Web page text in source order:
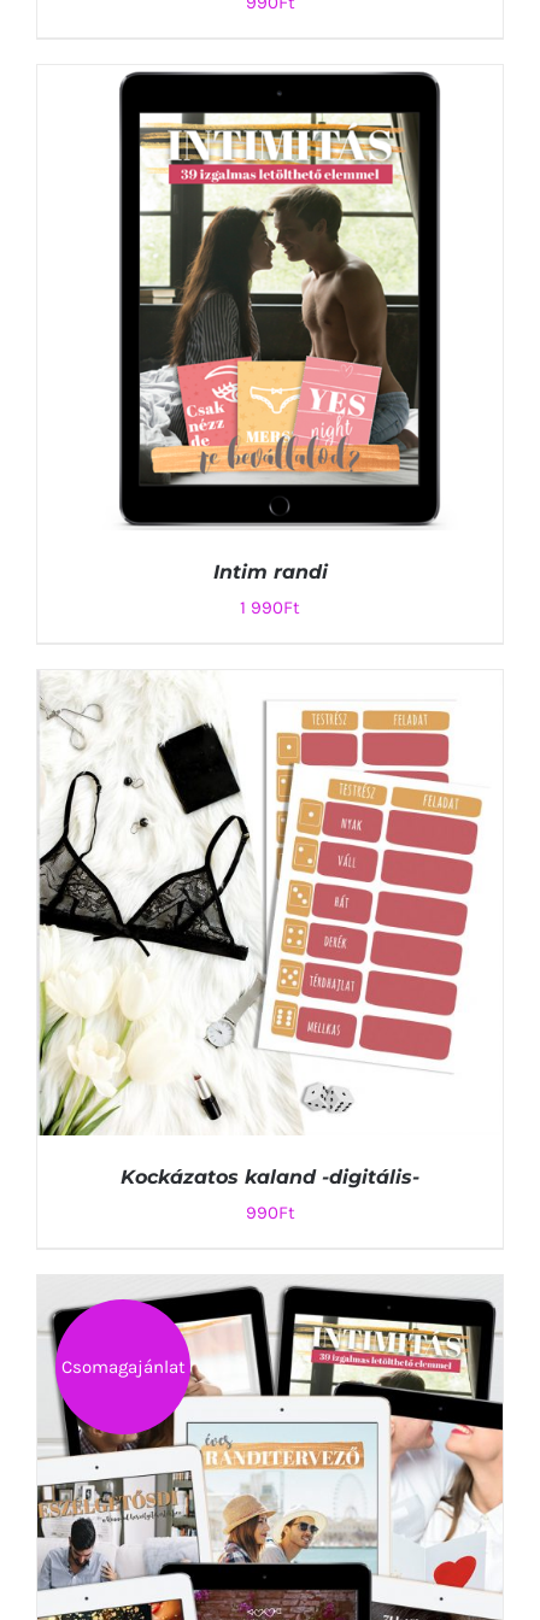
KOSÁRBA TESZEM
/
RÉSZLETEK
KOSÁRBA TESZEM
RÉSZLETEK
Intim randi
1 990Ft
KOSÁRBA TESZEM
/
RÉSZLETEK
Kockázatos kaland -digitális-
990Ft
Csomagajánlat